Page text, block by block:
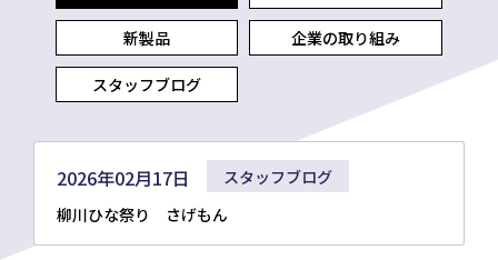
新製品 企業の取り組み
スタッフブログ
2026年02月17日
スタッフブログ
柳川ひな祭り さげもん